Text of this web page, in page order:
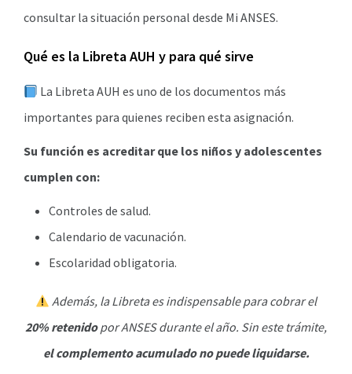
consultar la situación personal desde Mi ANSES.
Qué es la Libreta AUH y para qué sirve
La Libreta AUH es uno de los documentos más
importantes para quienes reciben esta asignación.
Su función es acreditar que los niños y adolescentes
cumplen con:
Controles de salud.
Calendario de vacunación.
Escolaridad obligatoria.
Además, la Libreta es indispensable para cobrar el
20% retenidopor ANSES durante el año. Sin este trámite,
el complemento acumulado no puede liquidarse.